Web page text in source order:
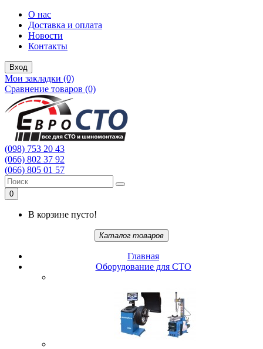
О нас
Доставка и оплата
Новости
Контакты
Вход
Мои закладки (0)
Сравнение товаров (0)
(098) 753 20 43
(066) 802 37 92
(066) 805 01 57
0
В корзине пусто!
Каталог товаров
Главная
Oбopудoвaниe для CTO